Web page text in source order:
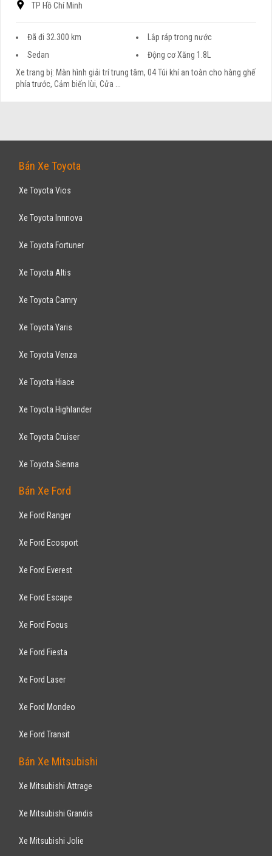
TP Hồ Chí Minh
Đã đi 32.300 km
Lắp ráp trong nước
Sedan
Động cơ Xăng 1.8L
Xe trang bị: Màn hình giải trí trung tâm, 04 Túi khí an toàn cho hàng ghế
phía trước, Cảm biến lùi, Cửa ...
Bán Xe Toyota
Xe Toyota Vios
Xe Toyota Innnova
Xe Toyota Fortuner
Xe Toyota Altis
Xe Toyota Camry
Xe Toyota Yaris
Xe Toyota Venza
Xe Toyota Hiace
Xe Toyota Highlander
Xe Toyota Cruiser
Xe Toyota Sienna
Bán Xe Ford
Xe Ford Ranger
Xe Ford Ecosport
Xe Ford Everest
Xe Ford Escape
Xe Ford Focus
Xe Ford Fiesta
Xe Ford Laser
Xe Ford Mondeo
Xe Ford Transit
Bán Xe Mitsubishi
Xe Mitsubishi Attrage
Xe Mitsubishi Grandis
Xe Mitsubishi Jolie